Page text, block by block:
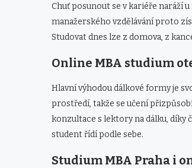
Chuť posunout se v kariéře naráží
manažerského vzdělávání proto
Studovat dnes lze z domova, z
Online MBA studium
Hlavní výhodou dálkové formy je
prostředí, takže se učení
konzultace s lektory na dálku, díky
student řídí podle sebe.
Studium MBA Praha i